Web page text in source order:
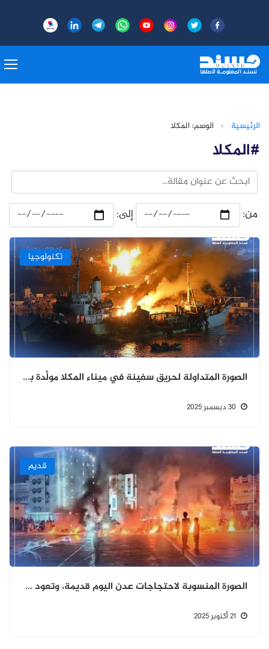
الرئيسية › الوسم: المكلا
#المكلا
من: إلى:
تكنولوجيا
الصورة المتداولة لحريق سفينة في ميناء المكلا مولَّدة بالذكاء الاصطناعي ولا توثّق حريقًا حقيقيًا عقب قصف طيران التحالف.
قديم
الصورة المنسوبة لاحتجاجات عدن اليوم قديمة، وتعود لاحتجاجات شهدتها مدينة المكلا في سبتمبر 2021.